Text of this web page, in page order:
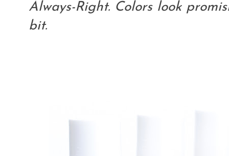
Always-Right. Colors look
bit.